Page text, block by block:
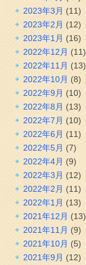
2023年3月 (11)
2023年2月 (12)
2023年1月 (16)
2022年12月 (11)
2022年11月 (13)
2022年10月 (8)
2022年9月 (10)
2022年8月 (13)
2022年7月 (10)
2022年6月 (11)
2022年5月 (7)
2022年4月 (9)
2022年3月 (12)
2022年2月 (11)
2022年1月 (13)
2021年12月 (13)
2021年11月 (9)
2021年10月 (5)
2021年9月 (12)